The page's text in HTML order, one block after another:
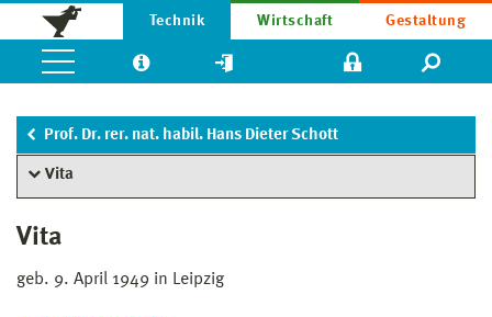
Technik Wirtschaft Gestaltung
Prof. Dr. rer. nat. habil. Hans Dieter Schott
Vita
Vita
geb. 9. April 1949 in Leipzig